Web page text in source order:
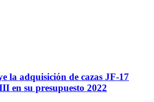
la adquisición de cazas JF-17
en su presupuesto 2022